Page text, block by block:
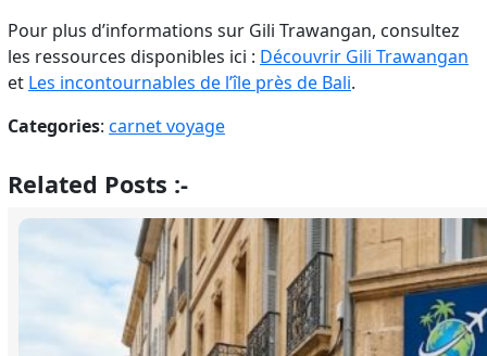
Pour plus d’informations sur Gili Trawangan, consultez
les ressources disponibles ici : Découvrir Gili Trawangan
et Les incontournables de l’île près de Bali.
Categories:carnet voyage
Related Posts :-